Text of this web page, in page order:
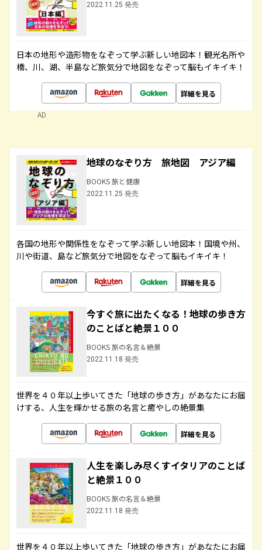
2022.11.25 発売
日本の地形や造形物をなぞって学ぶ新しい地図本！観光名所や
橋、川、湖、半島など旅気分で地図をなぞって脳もイキイキ！
詳細を見る
AD
地球のなぞり方 旅地図 アジア編
BOOKS 旅と健康
2022.11.25 発売
各国の地形や関係性をなぞって学ぶ新しい地図本！国境や州、
川や街道、島など旅気分で地図をなぞって脳もイキイキ！
詳細を見る
今すぐ旅に出たくなる！地球の歩き方
のことばと絶景１００
BOOKS 旅の名言＆絶景
2022.11.18 発売
世界を４０年以上歩いてきた「地球の歩き方」があなたにお届
けする、人生を輝かせる旅の名言と癒やしの絶景集
詳細を見る
人生を楽しみ尽くすイタリアのことば
と絶景１００
BOOKS 旅の名言＆絶景
2022.11.18 発売
世界を４０年以上歩いてきた「地球の歩き方」があなたにお届